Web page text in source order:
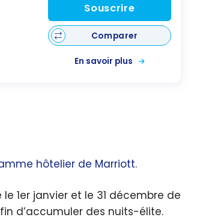
Souscrire
Comparer
En savoir plus
hôtelier de Marriott.
1er janvier et le 31 décembre de
d’accumuler des nuits-élite.